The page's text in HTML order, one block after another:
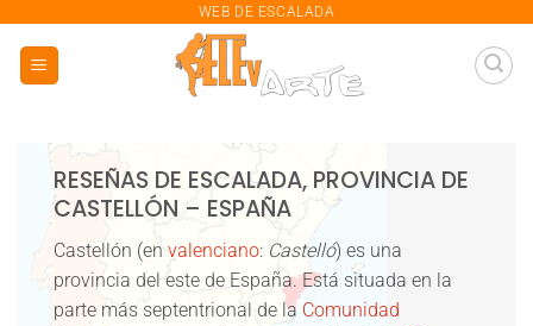
contenido
WEB DE ESCALADA
RESEÑAS DE ESCALADA, PROVINCIA DE
CASTELLÓN – ESPAÑA
Castellón (en valenciano: Castelló) es una
provincia del este de España. Está situada en la
parte más septentrional de la Comunidad